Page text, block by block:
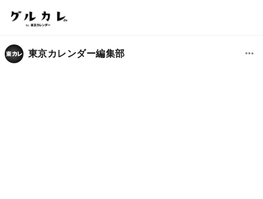
東京カレンダー編集部